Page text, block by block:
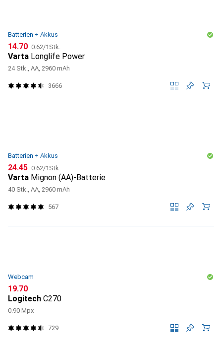
Batterien + Akkus
CHF
14.70 CHF
0.62/1Stk.
Varta Longlife Power
24 Stk., AA, 2960 mAh
3666
Batterien + Akkus
CHF
24.45 CHF
0.62/1Stk.
Varta Mignon (AA)-Batterie
40 Stk., AA, 2960 mAh
567
Webcam
CHF
19.70
Logitech C270
0.90 Mpx
729